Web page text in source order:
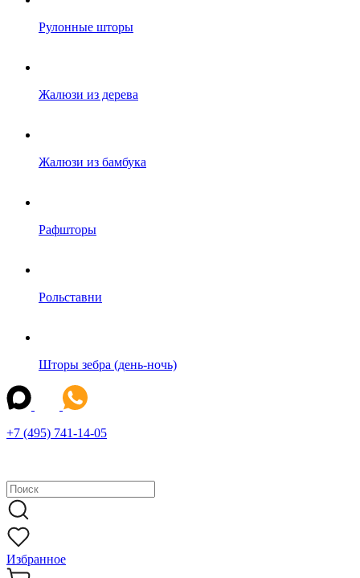
Рулонные шторы
Жалюзи из дерева
Жалюзи из бамбука
Рафшторы
Рольставни
Шторы зебра (день-ночь)
+7 (495) 741-14-05
Избранное